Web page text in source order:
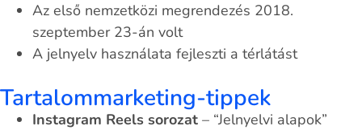
Az első nemzetközi megrendezés 2018.
szeptember 23-án volt
A jelnyelv használata fejleszti a térlátást
Tartalommarketing-tippek
Instagram Reels sorozat – “Jelnyelvi alapok”